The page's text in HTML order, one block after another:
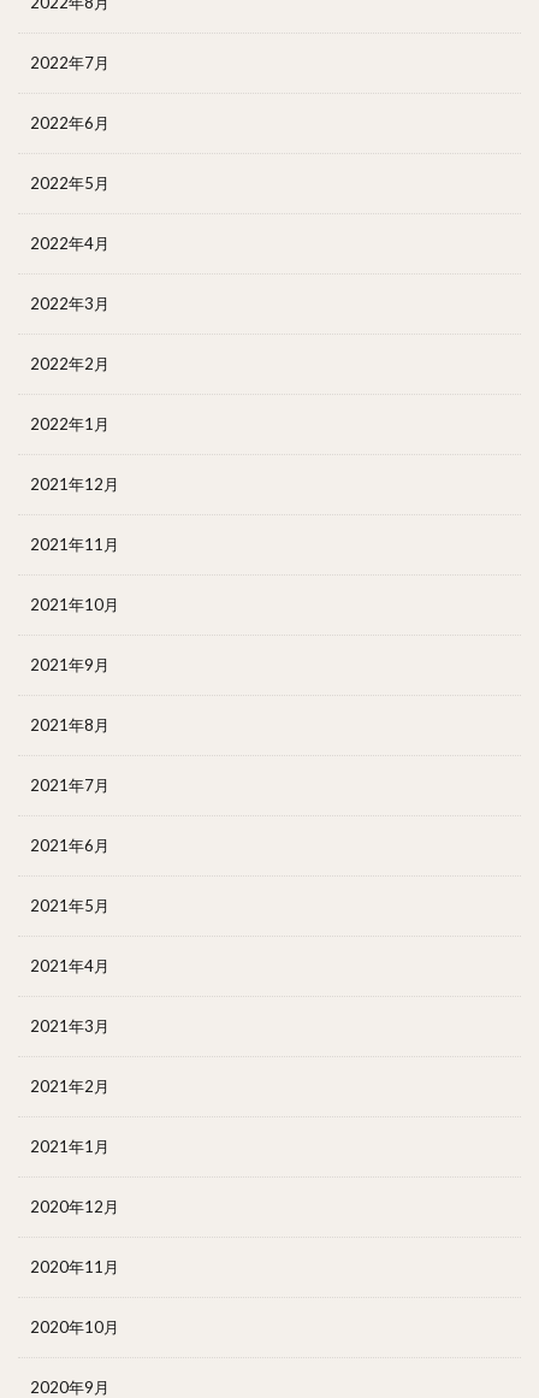
2022年7月
2022年6月
2022年5月
2022年4月
2022年3月
2022年2月
2022年1月
2021年12月
2021年11月
2021年10月
2021年9月
2021年8月
2021年7月
2021年6月
2021年5月
2021年4月
2021年3月
2021年2月
2021年1月
2020年12月
2020年11月
2020年10月
2020年9月